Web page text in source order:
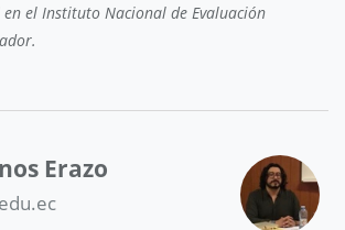
en el Instituto Nacional de Evaluación
Erazo